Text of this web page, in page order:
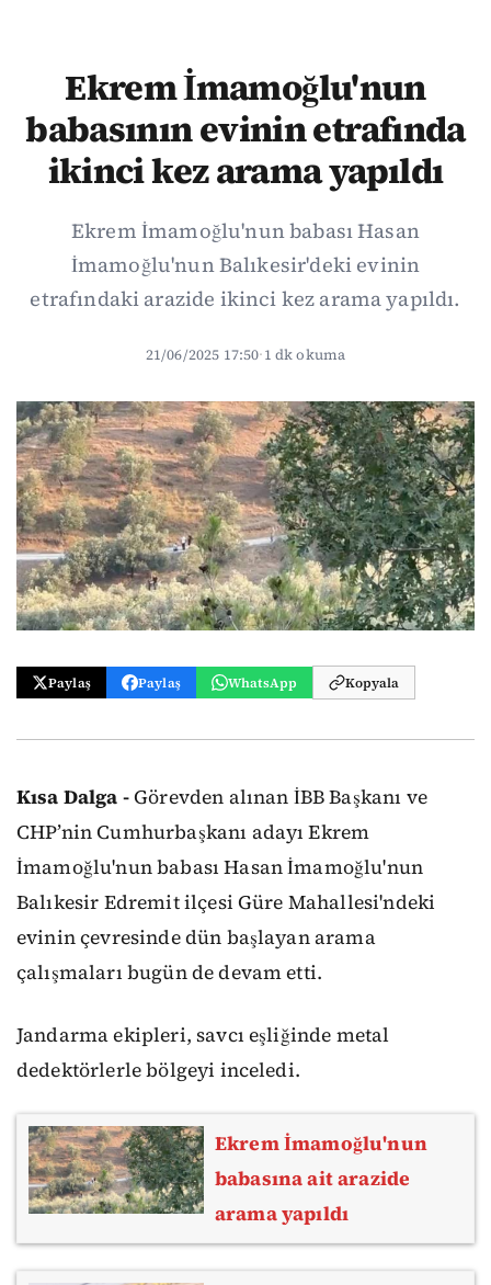
Ekrem İmamoğlu'nun
babasının evinin etrafında
ikinci kez arama yapıldı
Ekrem İmamoğlu'nun babası Hasan
İmamoğlu'nun Balıkesir'deki evinin
etrafındaki arazide ikinci kez arama yapıldı.
21/06/2025 17:50·1 dk okuma
Paylaş Paylaş WhatsApp Kopyala
Kısa Dalga -Görevden alınan İBB Başkanı ve
CHP’nin Cumhurbaşkanı adayı Ekrem
İmamoğlu'nun babası Hasan İmamoğlu'nun
Balıkesir Edremit ilçesi Güre Mahallesi'ndeki
evinin çevresinde dün başlayan arama
çalışmaları bugün de devam etti.
Jandarma ekipleri, savcı eşliğinde metal
dedektörlerle bölgeyi inceledi.
Ekrem İmamoğlu'nun
babasına ait arazide
arama yapıldı